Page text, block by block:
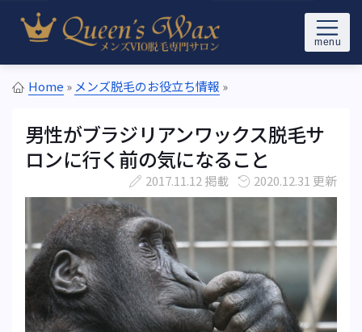
Skip to content
東京メンズブラジリアンワック
Wax
メンズブラジリアンワックス＆光VIO脱毛サロンQueen’s Wax(ク
イーンズワックス)東京の新宿/池袋/恵比寿駅から徒歩5分以内
Home » メンズ脱毛のお役立ち情報 »
男性がブラジリアンワックス脱毛サ
ロンに行く前の気になること
2017.11.12 掲載 2020.12.31 更新